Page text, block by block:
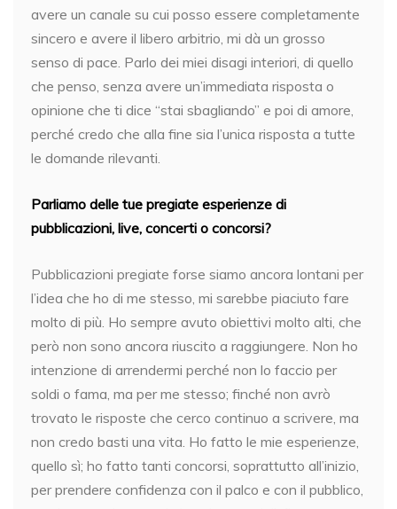
avere un canale su cui posso essere completamente
sincero e avere il libero arbitrio, mi dà un grosso
senso di pace. Parlo dei miei disagi interiori, di quello
che penso, senza avere un’immediata risposta o
opinione che ti dice “stai sbagliando” e poi di amore,
perché credo che alla fine sia l’unica risposta a tutte
le domande rilevanti.
Parliamo delle tue pregiate esperienze di
pubblicazioni, live, concerti o concorsi?
Pubblicazioni pregiate forse siamo ancora lontani per
l’idea che ho di me stesso, mi sarebbe piaciuto fare
molto di più. Ho sempre avuto obiettivi molto alti, che
però non sono ancora riuscito a raggiungere. Non ho
intenzione di arrendermi perché non lo faccio per
soldi o fama, ma per me stesso; finché non avrò
trovato le risposte che cerco continuo a scrivere, ma
non credo basti una vita. Ho fatto le mie esperienze,
quello sì; ho fatto tanti concorsi, soprattutto all’inizio,
per prendere confidenza con il palco e con il pubblico,